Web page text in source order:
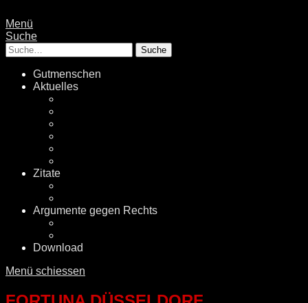
Menü
Suche
Suche
Gutmenschen
Aktuelles
Zitate
Argumente gegen Rechts
Download
Menü schiessen